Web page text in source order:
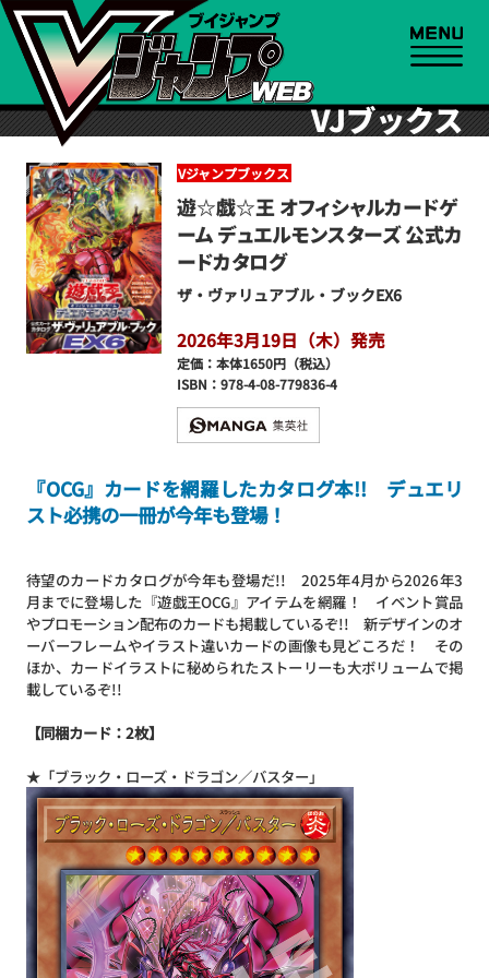
VJブックス
Vジャンプブックス
遊☆戯☆王 オフィシャルカードゲ
ーム デュエルモンスターズ 公式カ
ードカタログ
ザ・ヴァリュアブル・ブックEX6
2026年3月19日（木）発売
定価：本体1650円（税込）
ISBN：978-4-08-779836-4
『OCG』カードを網羅したカタログ本!! デュエリ
スト必携の一冊が今年も登場！
待望のカードカタログが今年も登場だ!! 2025年4月から2026年3
月までに登場した『遊戯王OCG』アイテムを網羅！ イベント賞品
やプロモーション配布のカードも掲載しているぞ!! 新デザインのオ
ーバーフレームやイラスト違いカードの画像も見どころだ！ その
ほか、カードイラストに秘められたストーリーも大ボリュームで掲
載しているぞ!!
【同梱カード：2枚】
★「ブラック・ローズ・ドラゴン／バスター」